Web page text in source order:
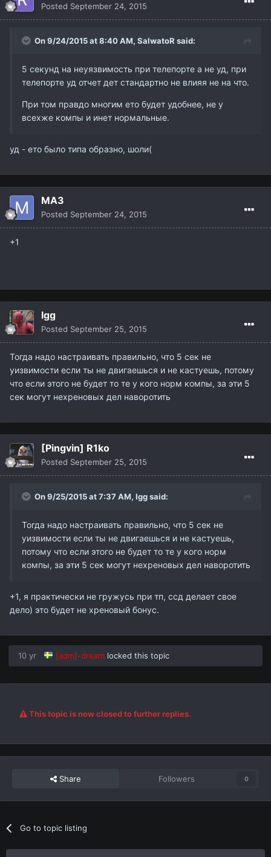
Posted September 24, 2015
On 9/24/2015 at 8:40 AM, SalwatoR said:
5 секунд на неуязвимость при телепорте а не уд, при
телепорте уд отчет дет стандартно не влияя не на что.
При том правдо многим ето будет удобнее, не у
всехже компы и инет нормальные.
уд - ето было типа образно, шоли(
MA3
Posted September 24, 2015
+1
Igg
Posted September 25, 2015
Тогда надо настраивать правильно, что 5 сек не
уизвимости если ты не двигаешься и не кастуешь, потому
что если этого не будет то те у кого норм компы, за эти 5
сек могут нехреновых дел наворотить
[Pingvin] R1ko
Posted September 25, 2015
On 9/25/2015 at 7:37 AM, Iggsaid:
Тогда надо настраивать правильно, что 5 сек не
уизвимости если ты не двигаешься и не кастуешь,
потому что если этого не будет то те у кого норм
компы, за эти 5 сек могут нехреновых дел наворотить
+1, я практически не гружусь при тп, ссд делает свое
дело) это будет не хреновый бонус.
10 yr [adm]-dream locked this topic
This topic is now closed to further replies.
Share Followers 0
Go to topic listing